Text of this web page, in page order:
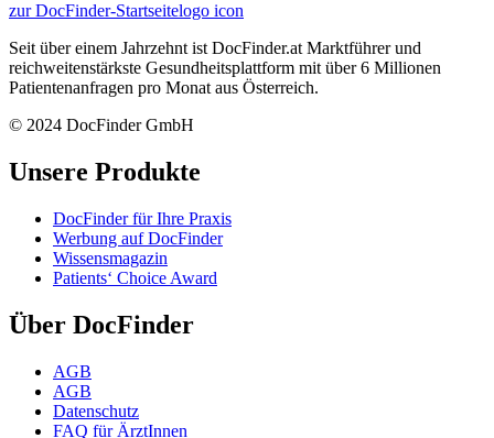
zur DocFinder-Startseitelogo icon
Seit über einem Jahrzehnt ist DocFinder.at Marktführer und
reichweitenstärkste Gesundheitsplattform mit über 6 Millionen
Patientenanfragen pro Monat aus Österreich.
© 2024 DocFinder GmbH
Unsere Produkte
DocFinder für Ihre Praxis
Werbung auf DocFinder
Wissensmagazin
Patients‘ Choice Award
Über DocFinder
AGB
AGB
Datenschutz
FAQ für ÄrztInnen